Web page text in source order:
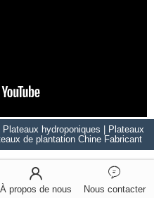
hydroponiques | Plateaux
de plantation Chine Fabricant
À propos de nous Nous contacter